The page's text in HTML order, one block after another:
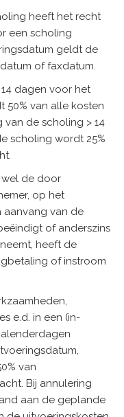
heeft het recht
een scholing
geldt de
of faxdatum.
dagen voor het
50% van alle kosten
van de scholing > 14
scholing wordt 25%
wel de door
op het
aanvang van de
of anderszins
heeft de
of instroom
e.d. in een (in-
van
Bij annulering
aan de geplande